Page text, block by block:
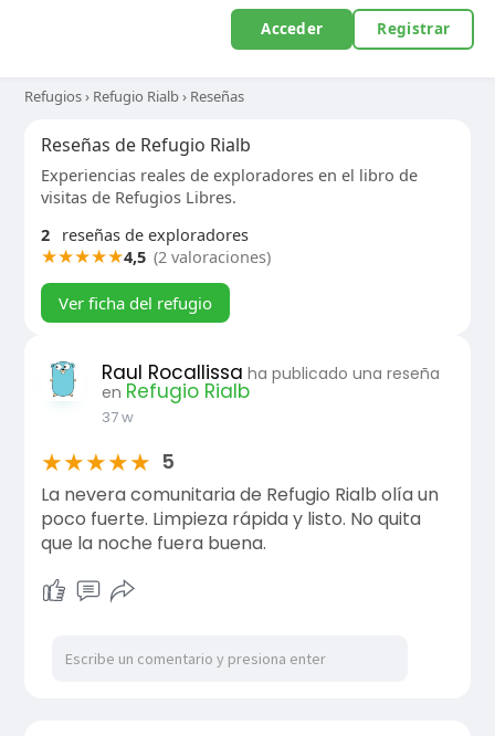
Acceder Registrar
Refugios› Refugio Rialb› Reseñas
Reseñas de Refugio Rialb
Experiencias reales de exploradores en el libro de
visitas de Refugios Libres.
2
reseñas de exploradores
★★★★★4,5 (2 valoraciones)
Ver ficha del refugio
Raul Rocallissa ha publicado una reseña
en Refugio Rialb
37 w
★★★★★ 5
La nevera comunitaria de Refugio Rialb olía un
poco fuerte. Limpieza rápida y listo. No quita
que la noche fuera buena.